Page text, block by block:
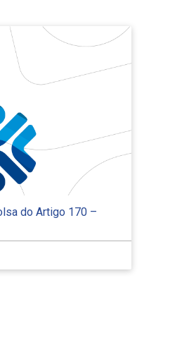
do Artigo 170 –